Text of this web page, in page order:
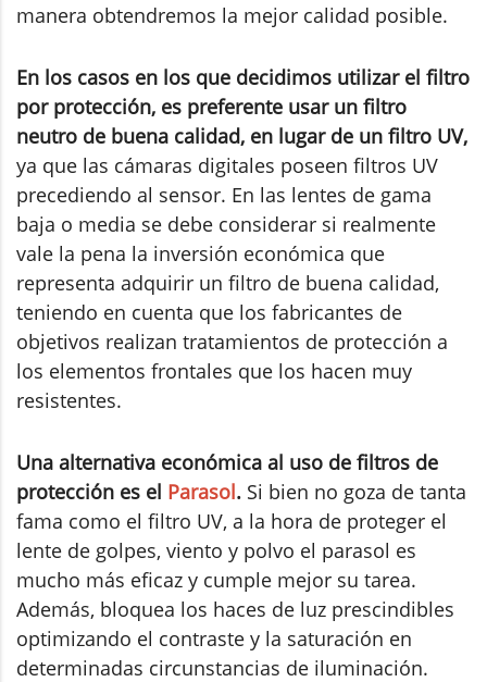
manera obtendremos la mejor calidad posible.
En los casos en los que decidimos utilizar el filtro
por protección, es preferente usar un filtro
neutro de buena calidad, en lugar de un filtro UV,
ya que las cámaras digitales poseen filtros UV
precediendo al sensor. En las lentes de gama
baja o media se debe considerar si realmente
vale la pena la inversión económica que
representa adquirir un filtro de buena calidad,
teniendo en cuenta que los fabricantes de
objetivos realizan tratamientos de protección a
los elementos frontales que los hacen muy
resistentes.
Una alternativa económica al uso de filtros de
protección es el Parasol. Si bien no goza de tanta
fama como el filtro UV, a la hora de proteger el
lente de golpes, viento y polvo el parasol es
mucho más eficaz y cumple mejor su tarea.
Además, bloquea los haces de luz prescindibles
optimizando el contraste y la saturación en
determinadas circunstancias de iluminación.